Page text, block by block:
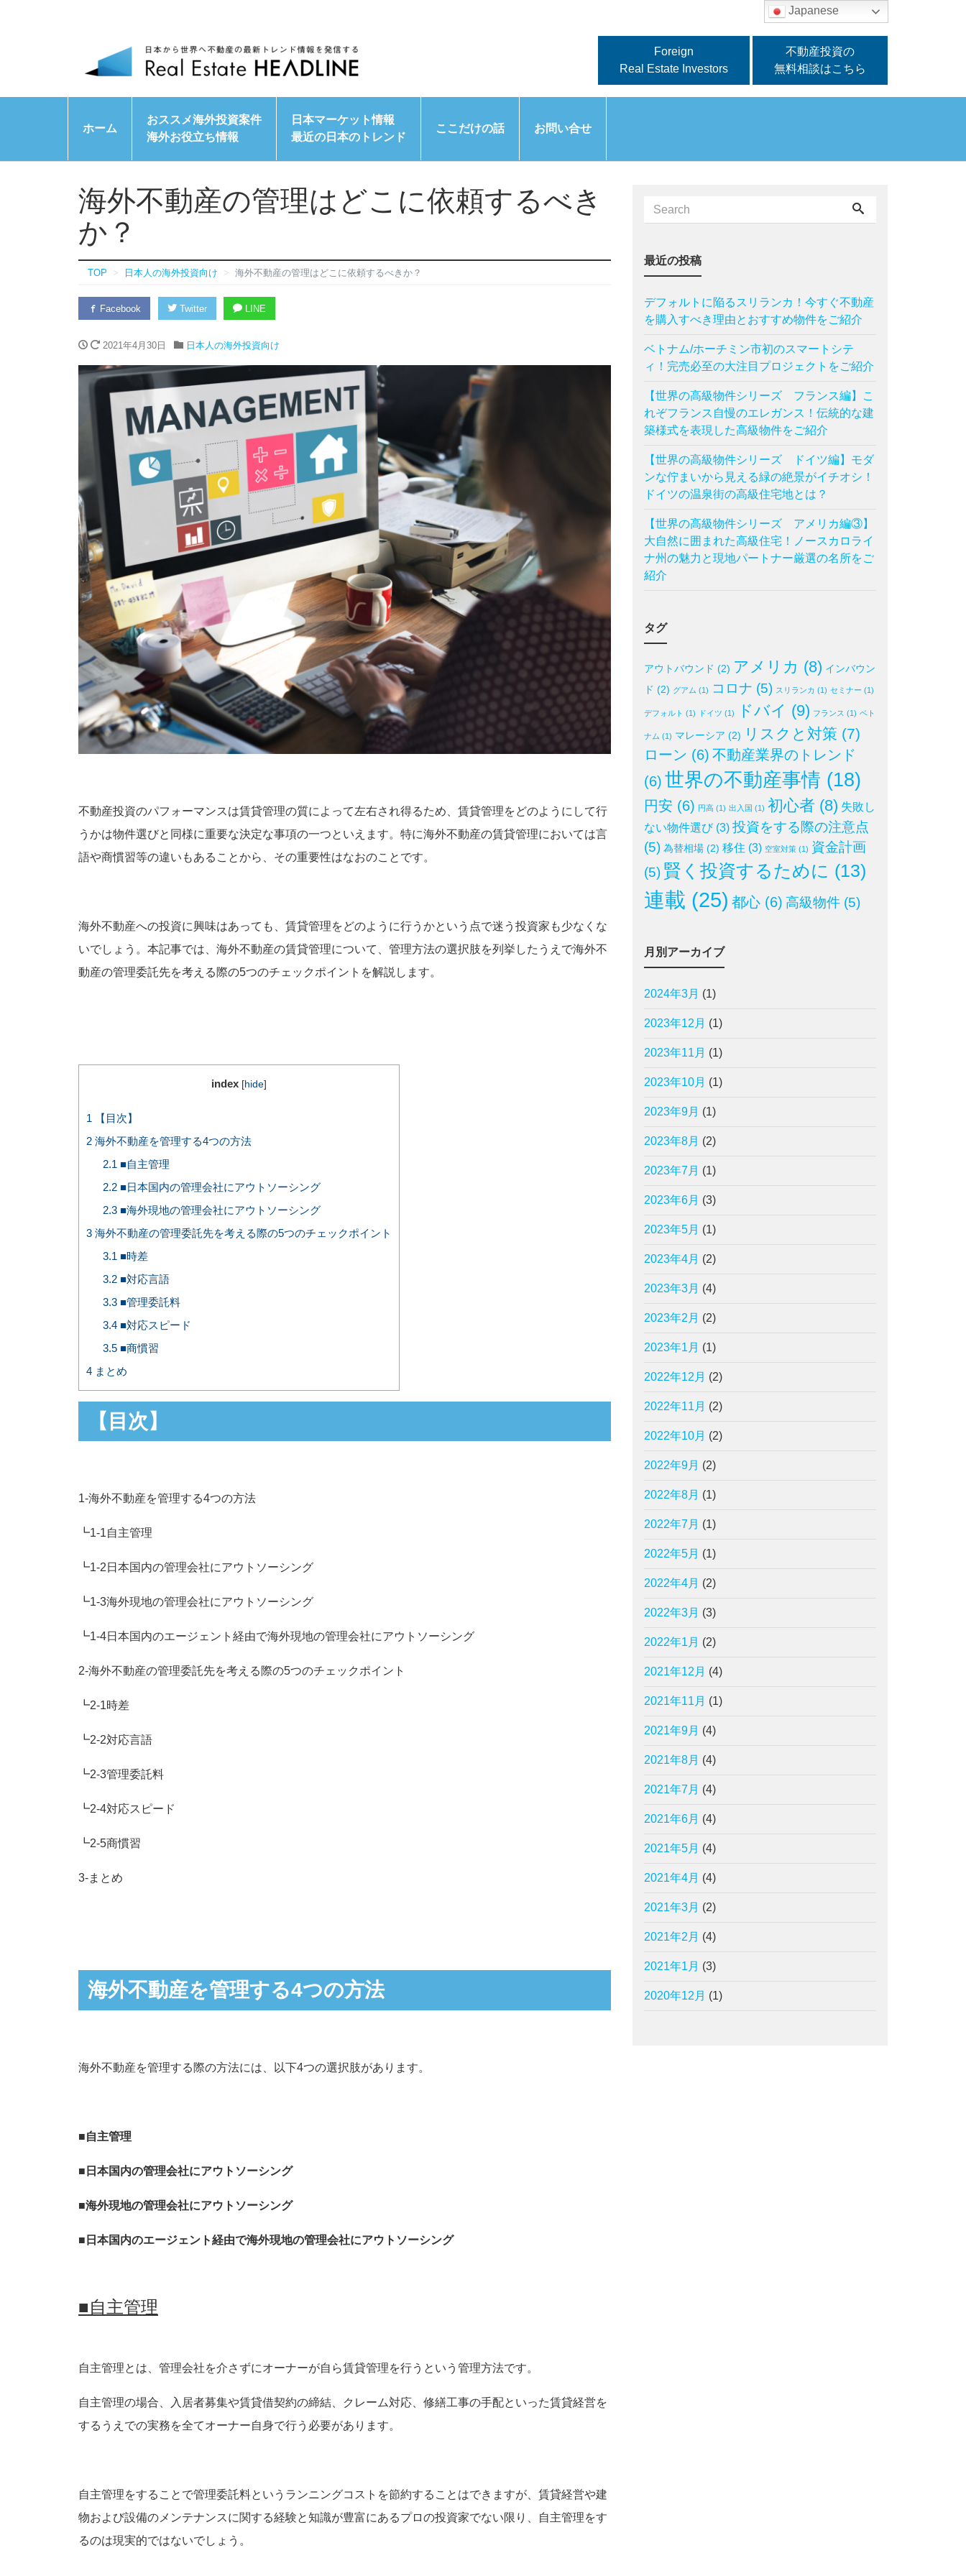
Foreign
Real Estate Investors
不動産投資の
無料相談はこちら
ホーム
おススメ海外投資案件
海外お役立ち情報
日本マーケット情報
最近の日本のトレンド
ここだけの話 お問い合せ
海外不動産の管理はどこに依頼するべき
か？
TOP 日本人の海外投資向け 海外不動産の管理はどこに依頼するべきか？
Facebook Twitter LINE
2021年4月30日 日本人の海外投資向け
不動産投資のパフォーマンスは賃貸管理の質によって左右され得るため、賃貸管理をどのようにして行
うかは物件選びと同様に重要な決定な事項の一つといえます。特に海外不動産の賃貸管理においては言
語や商慣習等の違いもあることから、その重要性はなおのことです。
海外不動産への投資に興味はあっても、賃貸管理をどのように行うかという点で迷う投資家も少なくな
いでしょう。本記事では、海外不動産の賃貸管理について、管理方法の選択肢を列挙したうえで海外不
動産の管理委託先を考える際の5つのチェックポイントを解説します。
index [hide]
1 【目次】
2 海外不動産を管理する4つの方法
2.1 ■自主管理
2.2■日本国内の管理会社にアウトソーシング
2.3■海外現地の管理会社にアウトソーシング
3 海外不動産の管理委託先を考える際の5つのチェックポイント
3.1 ■時差
3.2■対応言語
3.3■管理委託料
3.4■対応スピード
3.5■商慣習
4 まとめ
【目次】
1-海外不動産を管理する4つの方法
┗1-1自主管理
┗1-2日本国内の管理会社にアウトソーシング
┗1-3海外現地の管理会社にアウトソーシング
┗1-4日本国内のエージェント経由で海外現地の管理会社にアウトソーシング
2-海外不動産の管理委託先を考える際の5つのチェックポイント
┗2-1時差
┗2-2対応言語
┗2-3管理委託料
┗2-4対応スピード
┗2-5商慣習
3-まとめ
海外不動産を管理する4つの方法
海外不動産を管理する際の方法には、以下4つの選択肢があります。
■自主管理
■日本国内の管理会社にアウトソーシング
■海外現地の管理会社にアウトソーシング
■日本国内のエージェント経由で海外現地の管理会社にアウトソーシング
■自主管理
自主管理とは、管理会社を介さずにオーナーが自ら賃貸管理を行うという管理方法です。
自主管理の場合、入居者募集や賃貸借契約の締結、クレーム対応、修繕工事の手配といった賃貸経営を
するうえでの実務を全てオーナー自身で行う必要があります。
自主管理をすることで管理委託料というランニングコストを節約することはできますが、賃貸経営や建
物および設備のメンテナンスに関する経験と知識が豊富にあるプロの投資家でない限り、自主管理をす
るのは現実的ではないでしょう。
最近の投稿
デフォルトに陥るスリランカ！今すぐ不動産
を購入すべき理由とおすすめ物件をご紹介
ベトナム/ホーチミン市初のスマートシテ
ィ！完売必至の大注目プロジェクトをご紹介
【世界の高級物件シリーズ フランス編】こ
れぞフランス自慢のエレガンス！伝統的な建
築様式を表現した高級物件をご紹介
【世界の高級物件シリーズ ドイツ編】モダ
ンな佇まいから見える緑の絶景がイチオシ！
ドイツの温泉街の高級住宅地とは？
【世界の高級物件シリーズ アメリカ編③】
大自然に囲まれた高級住宅！ノースカロライ
ナ州の魅力と現地パートナー厳選の名所をご
紹介
タグ
アウトバウンド (2) アメリカ (8) インバウン
ド (2) グアム (1) コロナ (5) スリランカ (1) セミナー (1)
デフォルト (1) ドイツ (1) ドバイ (9) フランス (1) ベト
ナム (1) マレーシア (2) リスクと対策 (7)
ローン (6) 不動産業界のトレンド
(6) 世界の不動産事情 (18)
円安 (6) 円高(1) 出入国 (1) 初心者 (8) 失敗し
ない物件選び(3) 投資をする際の注意点
(5) 為替相場(2) 移住 (3) 空室対策(1) 資金計画
(5) 賢く投資するために (13)
連載 (25) 都心(6) 高級物件(5)
月別アーカイブ
2024年3月 (1)
2023年12月 (1)
2023年11月 (1)
2023年10月 (1)
2023年9月 (1)
2023年8月 (2)
2023年7月 (1)
2023年6月 (3)
2023年5月 (1)
2023年4月 (2)
2023年3月 (4)
2023年2月 (2)
2023年1月 (1)
2022年12月 (2)
2022年11月 (2)
2022年10月 (2)
2022年9月 (2)
2022年8月 (1)
2022年7月 (1)
2022年5月 (1)
2022年4月 (2)
2022年3月 (3)
2022年1月 (2)
2021年12月 (4)
2021年11月 (1)
2021年9月 (4)
2021年8月 (4)
2021年7月 (4)
2021年6月 (4)
2021年5月 (4)
2021年4月 (4)
2021年3月 (2)
2021年2月 (4)
2021年1月 (3)
2020年12月 (1)
Japanese